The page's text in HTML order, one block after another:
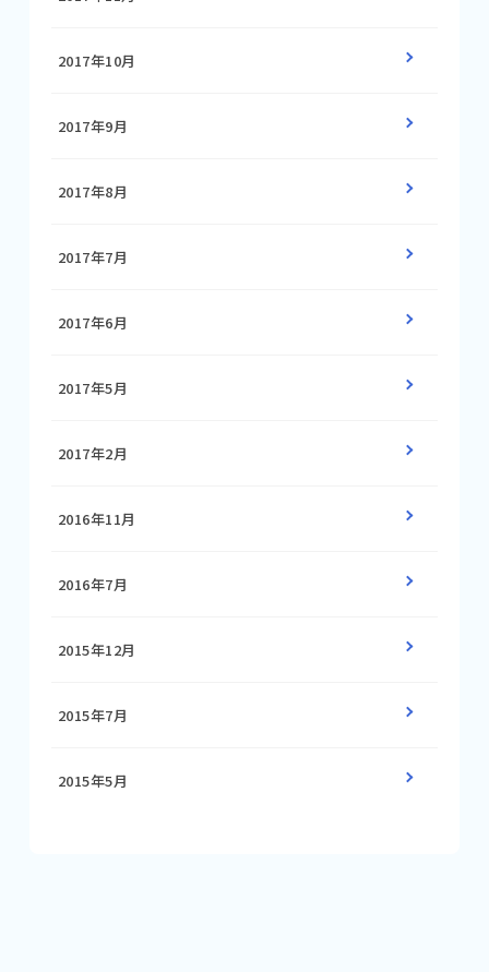
2017年10月
2017年9月
2017年8月
2017年7月
2017年6月
2017年5月
2017年2月
2016年11月
2016年7月
2015年12月
2015年7月
2015年5月